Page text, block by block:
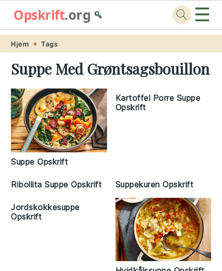
Skip
primary
navigation
Skip
main
content
Skip
primary
sidebar
Skip
footer
Opskrift.org🥄 ☰
Hjem Tags
Suppe Med Grøntsagsbouillon
Suppe Opskrift
Kartoffel Porre Suppe
Opskrift
Ribollita Suppe Opskrift Suppekuren Opskrift
Jordskokkesuppe
Opskrift